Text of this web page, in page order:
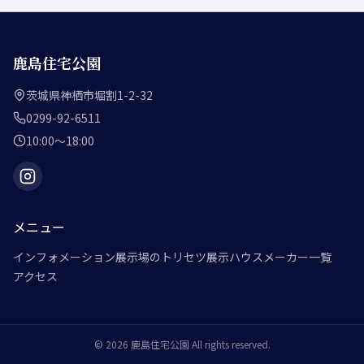
鹿島住宅公園
茨城県神栖市堀割1-2-32
0299-92-6511
10:00～18:00
メニュー
インフォメーション展示場のトリセツ展示ハウスメーカー一覧
アクセス
© 2026 鹿島住宅公園 All rights reserved.